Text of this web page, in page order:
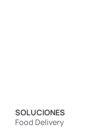
SOLUCIONES
Food Delivery